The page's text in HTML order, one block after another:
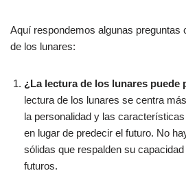
Aquí respondemos algunas preguntas
de los lunares:
¿La lectura de los lunares puede
lectura de los lunares se centra
la personalidad y las
en lugar de predecir el futuro. No
sólidas que respalden su
futuros.